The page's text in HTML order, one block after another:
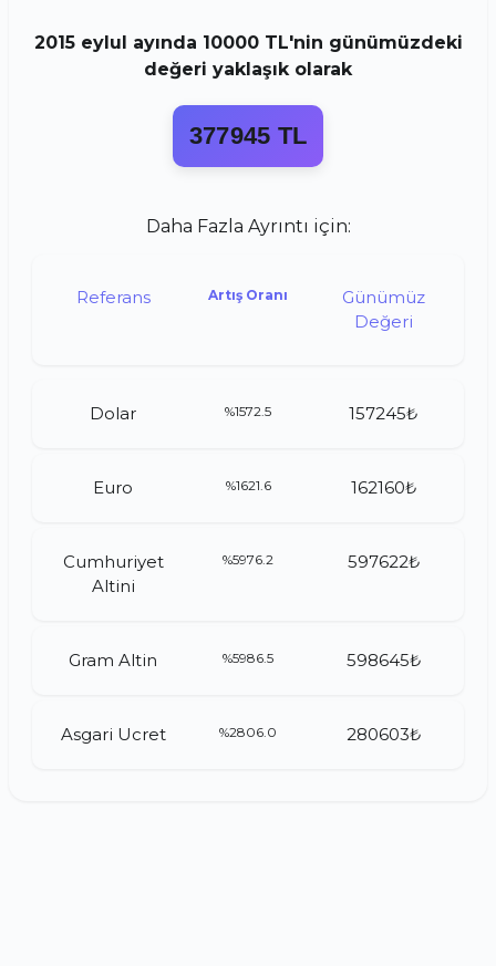
2015 eylul ayında 10000 TL'nin günümüzdeki
değeri yaklaşık olarak
377945 TL
Daha Fazla Ayrıntı için:
Referans Artış Oranı
Günümüz
Değeri
Dolar %1572.5 157245₺
Euro %1621.6 162160₺
Cumhuriyet
Altini
%5976.2 597622₺
Gram Altin %5986.5 598645₺
Asgari Ucret %2806.0 280603₺